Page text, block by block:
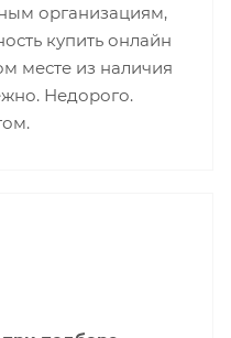
организациям,
купить онлайн
месте из наличия
Недорого.